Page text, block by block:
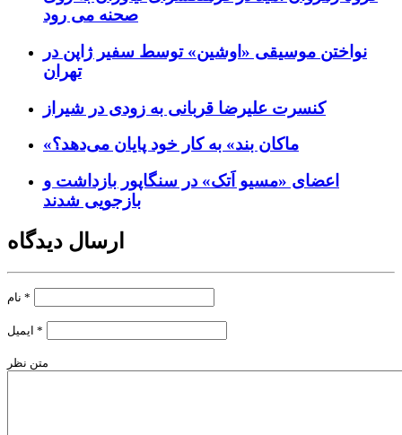
صحنه می رود
نواختن موسیقی «اوشین» توسط سفیر ژاپن در
تهران
کنسرت علیرضا قربانی به زودی در شیراز
«ماکان بند» به کار خود پایان می‌دهد؟
اعضای «مسیو اَتک» در سنگاپور بازداشت و
بازجویی شدند
ارسال دیدگاه
*
*
متن نظر